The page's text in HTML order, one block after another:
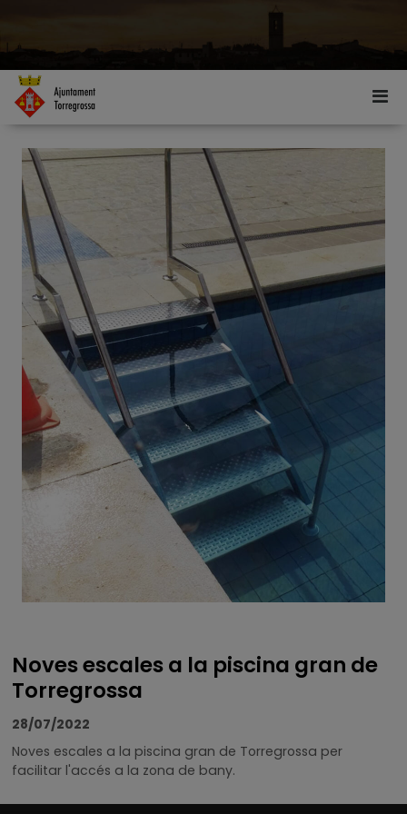
Noves escales a la piscina gran de
Torregrossa
28/07/2022
Noves escales a la piscina gran de Torregrossa per
facilitar l'accés a la zona de bany.